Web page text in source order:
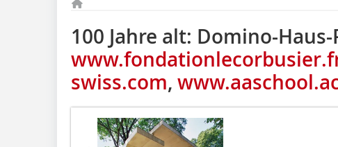
100 Jahre alt: Domino-
swiss.com,